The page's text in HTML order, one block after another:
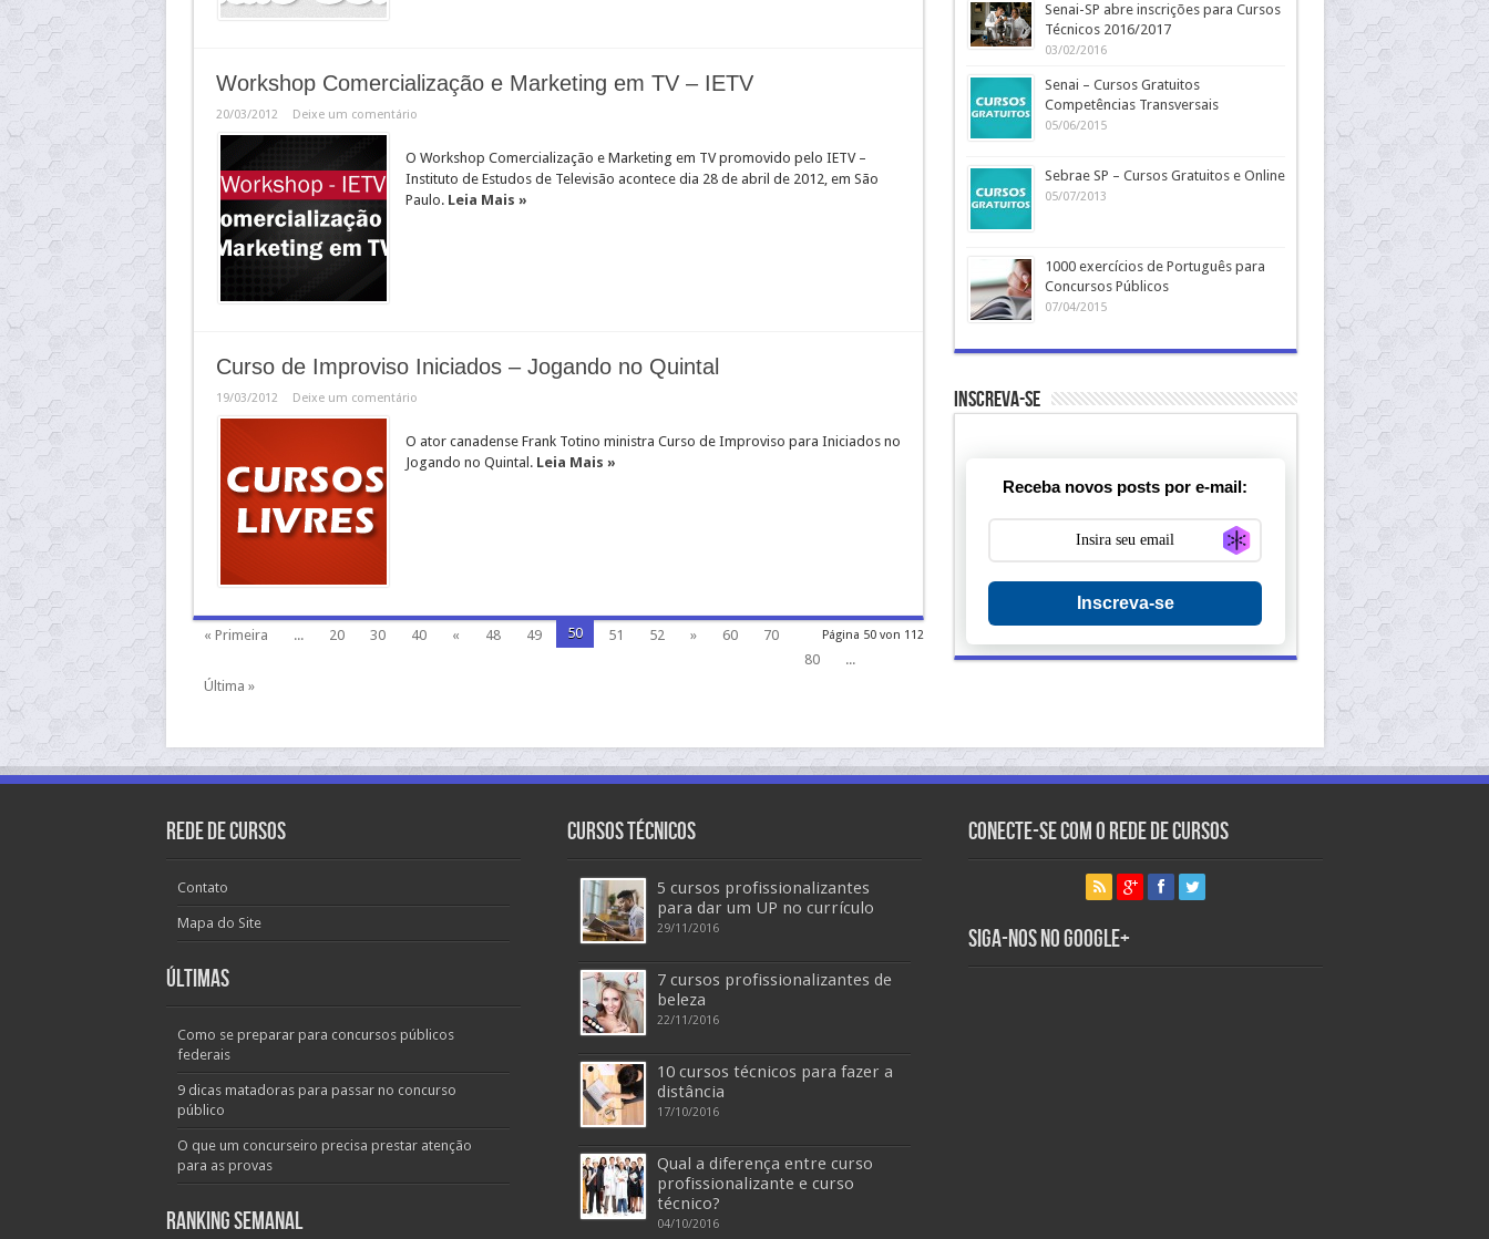
Workshop Comercialização e Marketing em TV – IETV
20/03/2012 Deixe um comentário
O Workshop Comercialização e Marketing em TV promovido pelo IETV –
Instituto de Estudos de Televisão acontece dia 28 de abril de 2012, em São
Paulo. Leia Mais »
Curso de Improviso Iniciados – Jogando no Quintal
19/03/2012 Deixe um comentário
O ator canadense Frank Totino ministra Curso de Improviso para Iniciados no
Jogando no Quintal. Leia Mais »
Página 50 von 112
« Primeira ... 20 30 40 « 48 49 50 51 52 » 60
70
80
...
Última »
Senai-SP abre inscrições para Cursos
Técnicos 2016/2017
03/02/2016
Senai – Cursos Gratuitos
Competências Transversais
05/06/2015
Sebrae SP – Cursos Gratuitos e Online
05/07/2013
1000 exercícios de Português para
Concursos Públicos
07/04/2015
Inscreva-se
Receba novos posts por e-mail:
Inscreva-se
Rede de Cursos
Contato
Mapa do Site
Últimas
Como se preparar para concursos públicos
federais
9 dicas matadoras para passar no concurso
público
O que um concurseiro precisa prestar atenção
para as provas
Ranking Semanal
Cursos Técnicos
5 cursos profissionalizantes
para dar um UP no currículo
29/11/2016
7 cursos profissionalizantes de
beleza
22/11/2016
10 cursos técnicos para fazer a
distância
17/10/2016
Qual a diferença entre curso
profissionalizante e curso
técnico?
04/10/2016
Conecte-se com o Rede de Cursos
Siga-nos no Google+